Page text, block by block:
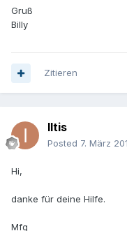
Gruß
Billy
Zitieren
Iltis
Posted 7. März
Hi,
danke für deine Hilfe.
Mfg